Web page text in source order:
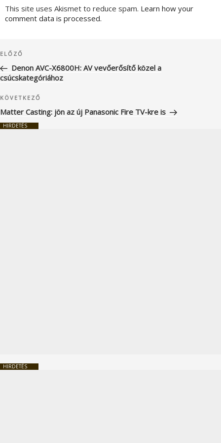
This site uses Akismet to reduce spam. Learn how your
comment data is processed.
navigáció
Korábbi
bejegyzés
ELŐZŐ
Denon AVC-X6800H: AV vevőerősítő közel a
csúcskategóriához
Következő
bejegyzés
KÖVETKEZŐ
Matter Casting: jön az új Panasonic Fire TV-kre is
HIRDETÉS
HIRDETÉS